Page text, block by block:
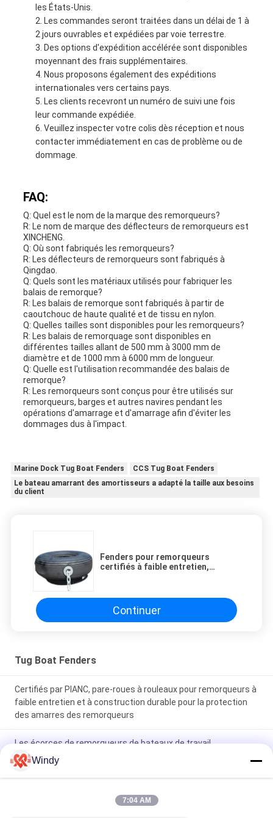
les États-Unis.
Les commandes seront traitées dans un délai de 1 à
2 jours ouvrables et expédiées par voie terrestre.
Des options d'expédition accélérée sont disponibles
moyennant des frais supplémentaires.
Nous proposons également des expéditions
internationales vers certains pays.
Les clients recevront un numéro de suivi une fois
leur commande expédiée.
Veuillez inspecter votre colis dès réception et nous
contacter immédiatement en cas de problème ou de
dommage.
FAQ:
Q: Quel est le nom de la marque des remorqueurs?
R: Le nom de marque des déflecteurs de remorqueurs est
XINCHENG.
Q: Où sont fabriqués les remorqueurs?
R: Les déflecteurs de remorqueurs sont fabriqués à
Qingdao.
Q: Quels sont les matériaux utilisés pour fabriquer les
balais de remorque?
R: Les balais de remorque sont fabriqués à partir de
caoutchouc de haute qualité et de tissu en nylon.
Q: Quelles tailles sont disponibles pour les remorqueurs?
R: Les balais de remorquage sont disponibles en
différentes tailles allant de 500 mm à 3000 mm de
diamètre et de 1000 mm à 6000 mm de longueur.
Q: Quelle est l'utilisation recommandée des balais de
remorque?
R: Les remorqueurs sont conçus pour être utilisés sur
remorqueurs, barges et autres navires pendant les
opérations d'amarrage et d'amarrage afin d'éviter les
dommages dus à l'impact.
Marine Dock Tug Boat Fenders
CCS Tug Boat Fenders
Le bateau amarrant des amortisseurs a adapté la taille aux besoins
du client
Fenders pour remorqueurs
certifiés à faible entretien,
Continuer
Tug Boat Fenders
Certifiés par PIANC, pare-roues à rouleaux pour remorqueurs à
faible entretien et à construction durable pour la protection
des amarres des remorqueurs
Les écorces de remorqueurs de bateaux de travail
construites avec des techniques de moulage et d'extrusion
conformes aux normes internationales garantissant leur
longévité
Windy
7:04 AM